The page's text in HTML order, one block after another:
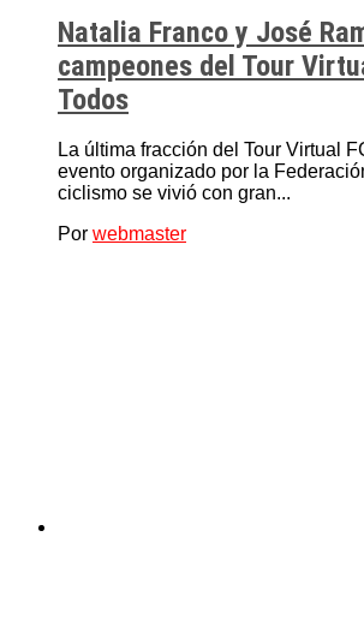
Natalia Franco y José
campeones del Tour
Todos
La última fracción del Tour Virtual
evento organizado por la
ciclismo se vivió con gran...
Por webmaster